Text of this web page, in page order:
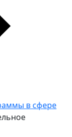
в сфере